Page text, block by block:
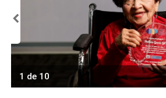
1 de 10